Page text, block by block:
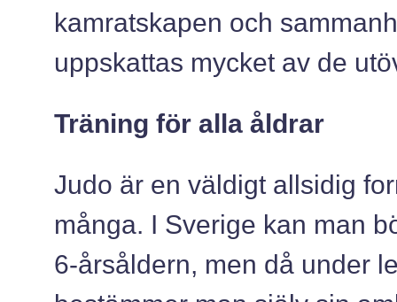
kamratskapen och
uppskattas mycket av de
Träning för alla åldrar
Judo är en väldigt allsidig
många. I Sverige kan man
6-årsåldern, men då under